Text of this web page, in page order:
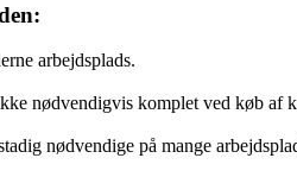
arbejdsplads.
nødvendigvis komplet ved køb af
nødvendige på mange